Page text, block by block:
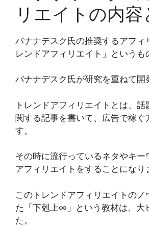
リエイトの内容
バナナデスク氏の推奨するアフィ
レンドアフィリエイト」というも
バナナデスク氏が研究を重ねて開
トレンドアフィリエイトとは、話
関する記事を書いて、広告で稼ぐ
す。
その時に流行っているネタやキー
アフィリエイトをすることになり
このトレンドアフィリエイトのノ
た「下剋上∞」という教材は、大
た。